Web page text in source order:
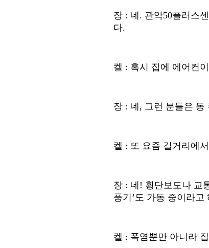
장 : 네 . 관악50플러스
다.
켈 : 혹시 집에 에어컨
장 : 네 , 그런 분들은 동
켈 : 또 요즘 길거리에
장 : 네 ! 횡단보도나 교
풍기 ’도 가동 중이라고
켈 : 폭염뿐만 아니라